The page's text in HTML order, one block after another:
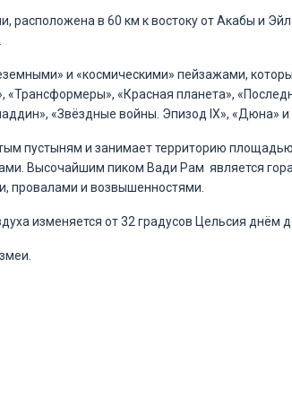
расположена в 60 км к востоку от Акабы и
и «космическими» пейзажами,
«Красная планета»,
«Звёздные войны. Эпизод IX», «Дюна» и
пустыням и занимает территорию
Высочайшим пиком Вади Рам является
провалами и возвышенностями.
изменяется от 32 градусов Цельсия днём